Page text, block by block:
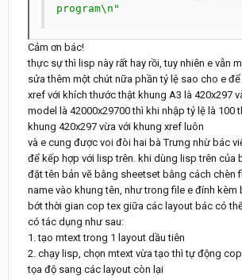
program\n"
Cảm ơn bác!
thực sự thì lisp này rất hay rồi, tuy nhiên e vẫn
sửa thêm một chút nữa phần tỷ lệ sao cho e
xref với khích thước thật khung A3 là 420x297
model là 42000x29700 thì khi nhập tỷ lệ là 100
khung 420x297 vừa với khung xref luôn
và e cung được voi đòi hai bà Trưng nhừ bác
để kếp hợp với lisp trên. khi dùng lisp trên của
đặt tên bản vẽ bằng sheetset bằng cách chèn
name vào khung tên, như trong file e đính kèm
bớt thời gian cop tex giữa các layout bác có
có tác dụng như sau:
1. tạo mtext trong 1 layout dầu tiên
2. chạy lisp, chọn mtext vừa tạo thì tự động
tọa độ sang các layout còn lại